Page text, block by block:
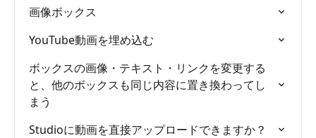
画像ボックス
YouTube動画を埋め込む
ボックスの画像・テキスト・リンクを変更する
と、他のボックスも同じ内容に置き換わってし
まう
Studioに動画を直接アップロードできますか？